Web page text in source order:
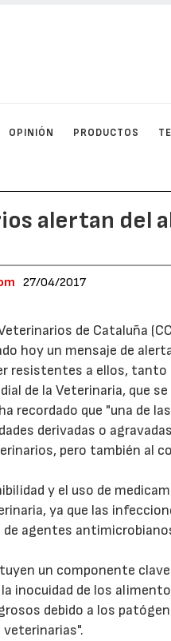
OPINIÓN PRODUCTOS
alertan del
27/04/2017
de Cataluña
hoy un mensaje de
resistentes a ellos, tanto
de la Veterinaria, que
ha recordado que "una de
derivadas o
pero también al
y el uso de
ya que las
agentes
un componente
inocuidad de los
debido a los